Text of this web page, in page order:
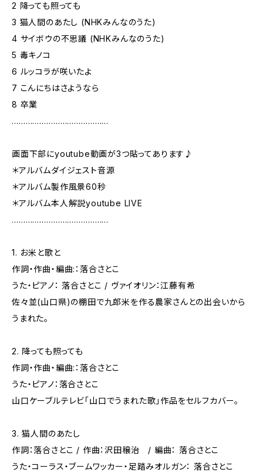
2 降っても照っても
3 猫人間のあたし (NHKみんなのうた)
4 サイボウの不思議 (NHKみんなのうた)
5 毒キノコ
6 ルッコラが咲いたよ
7 こんにちはさようなら
8 卒業
……………………………………
画面下部にyoutube動画が3つ貼ってあります♪
＊アルバムダイジェスト音源
＊アルバム製作風景60秒
＊アルバム本人解説youtube LIVE
……………………………………
1. お米と歌と
作詞・作曲・編曲:：落合さとこ
うた・ピアノ： 落合さとこ / ヴァイオリン：江藤有希
佐々並(山口県)の棚田で九郎米を作る農家さんとの出会いから
うまれた。
2. 降っても照っても
作詞・作曲・編曲:：落合さとこ
うた・ピアノ：落合さとこ
山口ケーブルテレビ「山口でうまれた歌」作品をセルフカバー。
3. 猫人間のあたし
作詞：落合さとこ / 作曲：沢田穣治 / 編曲： 落合さとこ
うた・コーラス・ブームワッカー・足踏みオルガン： 落合さとこ